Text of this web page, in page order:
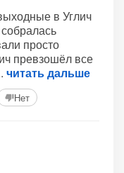
в Углич
просто
превзошёл все
читать дальше
Нет